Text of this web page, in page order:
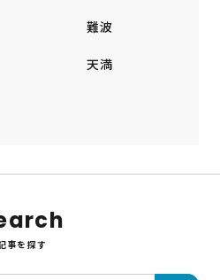
難波
天満
事を探す